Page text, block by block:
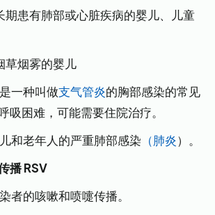
期患有肺部或心脏疾病的婴儿、儿童
草烟雾的婴儿
一种叫做支气管炎的胸部感染的常见
吸困难，可能需要住院治疗。
和老年人的严重肺部感染 （肺炎）。
播 RSV
者的咳嗽和喷嚏传播。